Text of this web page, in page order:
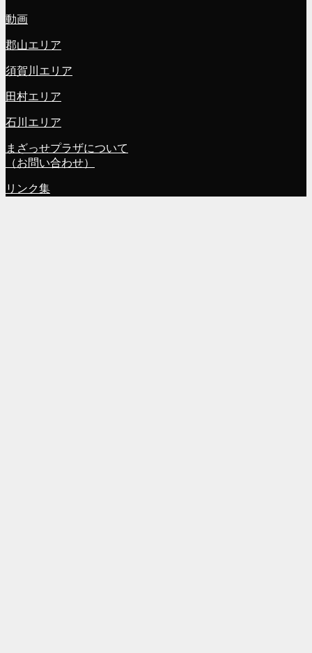
動画
郡山エリア
須賀川エリア
田村エリア
石川エリア
まざっせプラザについて
（お問い合わせ）
リンク集